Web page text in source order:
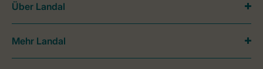
Über Landal
Mehr Landal